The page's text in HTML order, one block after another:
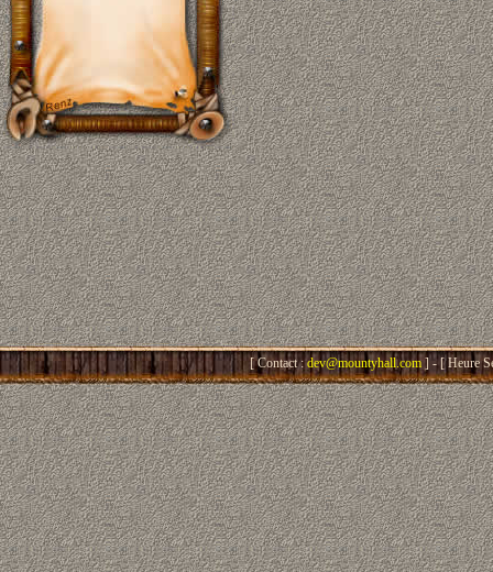
[ Contact : dev@mountyhall.com ] - [ Heure